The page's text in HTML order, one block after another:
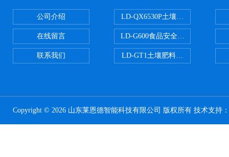
公司介绍
在线留言
联系我们
LD-QX6530P土壤氧化还原电位检
LD-G600食品安全检测仪
LD-GT1土壤肥料养分检测仪
Copyright © 2026 山东莱恩德智能科技有限公司 版权所有 技术支持：